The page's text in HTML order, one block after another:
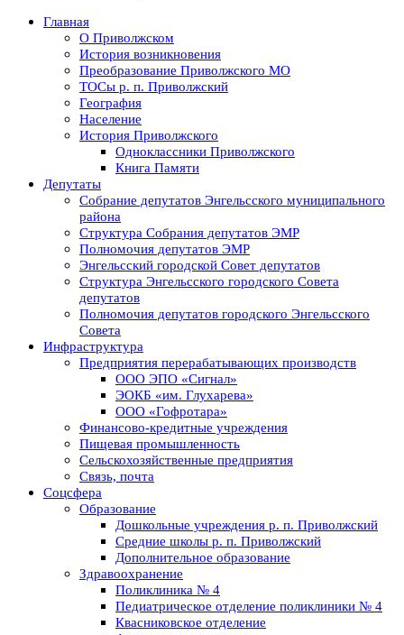
Главная
О Приволжском
История возникновения
Преобразование Приволжского МО
ТОСы р. п. Приволжский
География
Население
История Приволжского
Одноклассники Приволжского
Книга Памяти
Депутаты
Собрание депутатов Энгельсского муниципального
района
Структура Собрания депутатов ЭМР
Полномочия депутатов ЭМР
Энгельсский городской Совет депутатов
Структура Энгельсского городского Совета
депутатов
Полномочия депутатов городского Энгельсского
Совета
Инфраструктура
Предприятия перерабатывающих производств
ООО ЭПО «Сигнал»
ЭОКБ «им. Глухарева»
ООО «Гофротара»
Финансово-кредитные учреждения
Пищевая промышленность
Сельскохозяйственные предприятия
Связь, почта
Соцсфера
Образование
Дошкольные учреждения р. п. Приволжский
Средние школы р. п. Приволжский
Дополнительное образование
Здравоохранение
Поликлиника № 4
Педиатрическое отделение поликлиники № 4
Квасниковское отделение